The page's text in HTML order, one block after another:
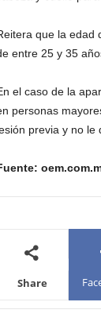
que la edad
entre 25 y 35
el caso de la
personas
previa y no le
Share